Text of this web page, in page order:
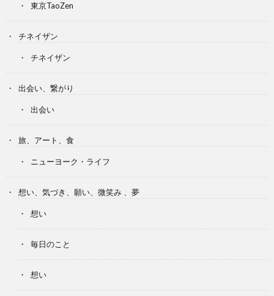
東京TaoZen
チネイザン
チネイザン
出会い、繋がり
出会い
旅、アート、食
ニューヨーク・ライフ
想い、気づき、願い、微笑み 、夢
想い
毎日のこと
想い